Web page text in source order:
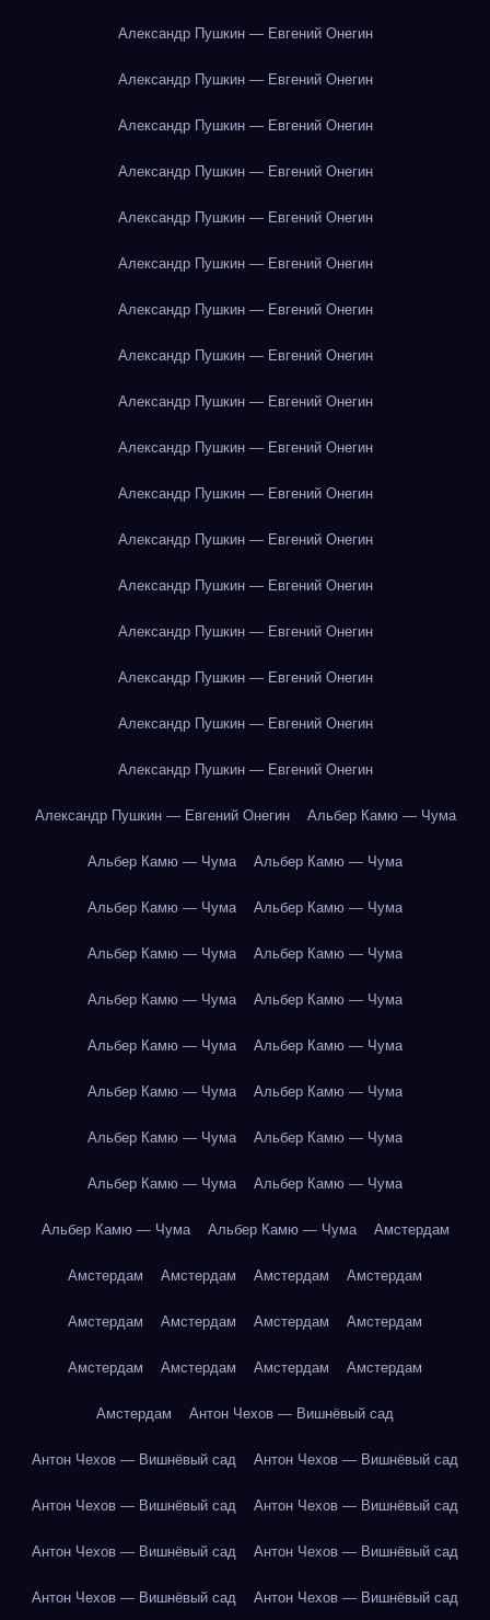
Александр Пушкин — Евгений Онегин
Александр Пушкин — Евгений Онегин
Александр Пушкин — Евгений Онегин
Александр Пушкин — Евгений Онегин
Александр Пушкин — Евгений Онегин
Александр Пушкин — Евгений Онегин
Александр Пушкин — Евгений Онегин
Александр Пушкин — Евгений Онегин
Александр Пушкин — Евгений Онегин
Александр Пушкин — Евгений Онегин
Александр Пушкин — Евгений Онегин
Александр Пушкин — Евгений Онегин
Александр Пушкин — Евгений Онегин
Александр Пушкин — Евгений Онегин
Александр Пушкин — Евгений Онегин
Александр Пушкин — Евгений Онегин
Александр Пушкин — Евгений Онегин
Александр Пушкин — Евгений Онегин Альбер Камю — Чума
Альбер Камю — Чума Альбер Камю — Чума
Альбер Камю — Чума Альбер Камю — Чума
Альбер Камю — Чума Альбер Камю — Чума
Альбер Камю — Чума Альбер Камю — Чума
Альбер Камю — Чума Альбер Камю — Чума
Альбер Камю — Чума Альбер Камю — Чума
Альбер Камю — Чума Альбер Камю — Чума
Альбер Камю — Чума Альбер Камю — Чума
Альбер Камю — Чума Альбер Камю — Чума Амстердам
Амстердам Амстердам Амстердам Амстердам
Амстердам Амстердам Амстердам Амстердам
Амстердам Амстердам Амстердам Амстердам
Амстердам Антон Чехов — Вишнёвый сад
Антон Чехов — Вишнёвый сад Антон Чехов — Вишнёвый сад
Антон Чехов — Вишнёвый сад Антон Чехов — Вишнёвый сад
Антон Чехов — Вишнёвый сад Антон Чехов — Вишнёвый сад
Антон Чехов — Вишнёвый сад Антон Чехов — Вишнёвый сад